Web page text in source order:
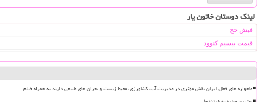
لینک دوستان خاتون یار
فیش حج
قیمت بیسیم کنوود
ماهواره های فعال ایران نقش مؤثری در مدیریت آب، کشاورزی، محیط زیست و بحران های طبیعی دارند به همراه فیلم